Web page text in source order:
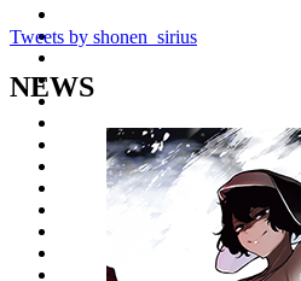
Tweets by shonen_sirius
NEWS